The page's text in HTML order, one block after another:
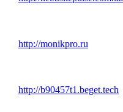
http://monikpro.ru
http://b90457t1.beget.tech